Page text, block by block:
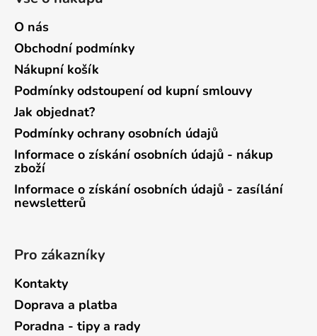
O nás
Obchodní podmínky
Nákupní košík
Podmínky odstoupení od kupní smlouvy
Jak objednat?
Podmínky ochrany osobních údajů
Informace o získání osobních údajů - nákup
zboží
Informace o získání osobních údajů - zasílání
newsletterů
Pro zákazníky
Kontakty
Doprava a platba
Poradna - tipy a rady